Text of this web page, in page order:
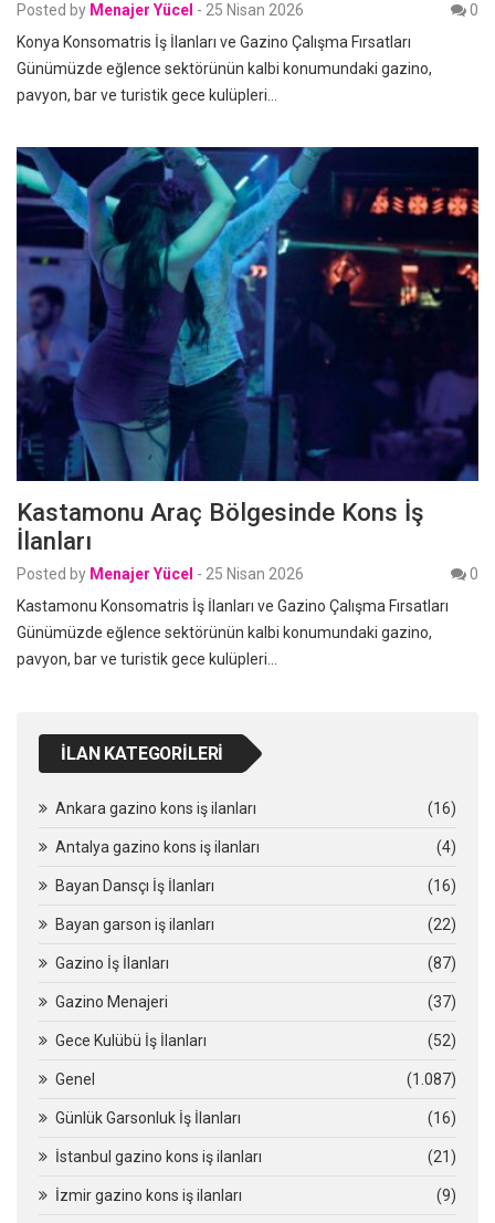
Posted by Menajer Yücel - 25 Nisan 2026
0
Konya Konsomatris İş İlanları ve Gazino Çalışma Fırsatları
Günümüzde eğlence sektörünün kalbi konumundaki gazino,
pavyon, bar ve turistik gece kulüpleri…
Kastamonu Araç Bölgesinde Kons İş
İlanları
Posted by Menajer Yücel - 25 Nisan 2026
0
Kastamonu Konsomatris İş İlanları ve Gazino Çalışma Fırsatları
Günümüzde eğlence sektörünün kalbi konumundaki gazino,
pavyon, bar ve turistik gece kulüpleri…
İLAN KATEGORILERI
Ankara gazino kons iş ilanları (16)
Antalya gazino kons iş ilanları (4)
Bayan Dansçı İş İlanları (16)
Bayan garson iş ilanları (22)
Gazino İş İlanları (87)
Gazino Menajeri (37)
Gece Kulübü İş İlanları (52)
Genel (1.087)
Günlük Garsonluk İş İlanları (16)
İstanbul gazino kons iş ilanları (21)
İzmir gazino kons iş ilanları (9)